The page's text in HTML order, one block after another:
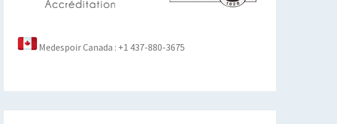
Medespoir Canada : +1 437-880-3675